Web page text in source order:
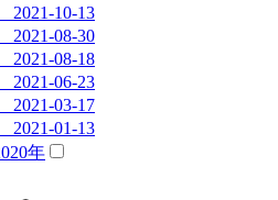
10-13
08-30
08-18
06-23
03-17
01-13
年